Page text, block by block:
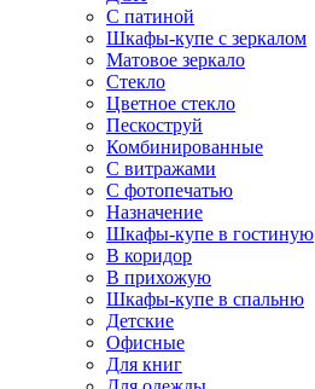
С патиной
Шкафы-купе с зеркалом
Матовое зеркало
Стекло
Цветное стекло
Пескоструй
Комбинированные
С витражами
С фотопечатью
Назначение
Шкафы-купе в гостиную
В коридор
В прихожую
Шкафы-купе в спальню
Детские
Офисные
Для книг